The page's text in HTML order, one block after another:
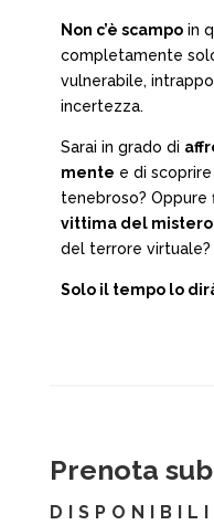
Non c’è scampoin
completamente
vulnerabile,
incertezza.
Sarai in grado di
mente e di
tenebroso? Oppure
vittima del mistero
del terrore virtuale?
Solo il tempo lo
Prenota